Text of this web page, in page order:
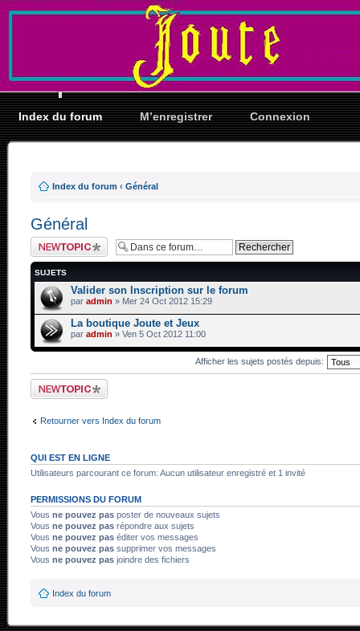
Index du forum M’enregistrer Connexion
Index du forum ‹ Général
Général
Ecrire un nouveau
sujet
SUJETS
Valider son Inscription sur le forum
par admin » Mer 24 Oct 2012 15:29
La boutique Joute et Jeux
par admin » Ven 5 Oct 2012 11:00
Afficher les sujets postés depuis:
Ecrire un nouveau
sujet
Retourner vers Index du forum
QUI EST EN LIGNE
Utilisateurs parcourant ce forum: Aucun utilisateur enregistré et 1 invité
PERMISSIONS DU FORUM
Vous ne pouvez pas poster de nouveaux sujets
Vous ne pouvez pas répondre aux sujets
Vous ne pouvez pas éditer vos messages
Vous ne pouvez pas supprimer vos messages
Vous ne pouvez pas joindre des fichiers
Index du forum